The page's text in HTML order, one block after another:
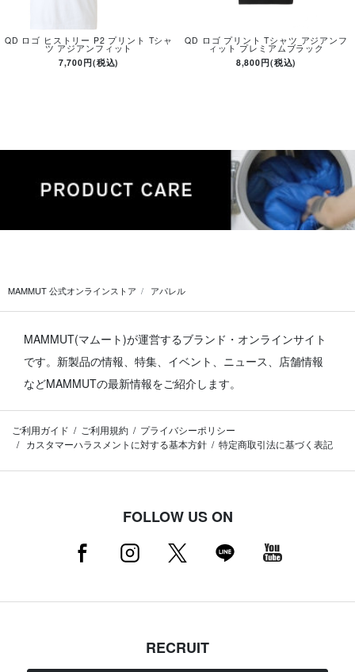
QD ロゴ ヒストリー P2 プリント Tシャ
ツ アジアンフィット
7,700円(税込)
QD ロゴ プリント Tシャツ アジアンフ
ィット プレミアムブラック
8,800円(税込)
MAMMUT 公式オンラインストア アパレル
MAMMUT(マムート)が運営するブランド・オンラインサイト
です。 新製品の情報、特集、イベント、ニュース、店舗情報
などMAMMUTの最新情報をご紹介します。
ご利用ガイド ご利用規約
プライバシーポリシー
カスタマーハラスメントに対する基本方針
特定商取引法に基づく表記
FOLLOW US ON
RECRUIT